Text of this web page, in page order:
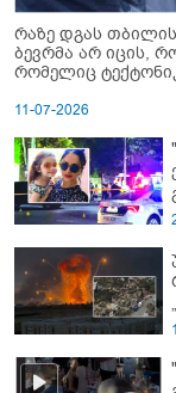
რაზე დგას
ბევრმა არ იცის,
რომელიც
11-07-2026